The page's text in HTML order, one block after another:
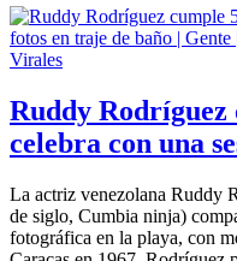
Virales
Ruddy Rodríguez
celebra con una
La actriz venezolana Ruddy
de siglo, Cumbia ninja)
fotográfica en la playa, con